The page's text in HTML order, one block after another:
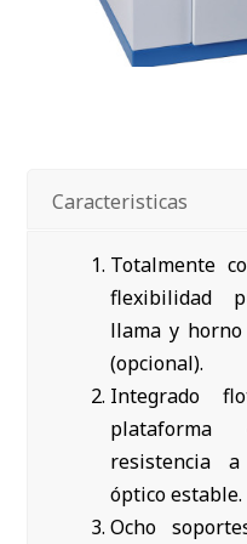
Caracteristicas
Totalmente
flexibilidad
llama y
(opcional).
Integrado
resistencia
óptico estable.
Ocho